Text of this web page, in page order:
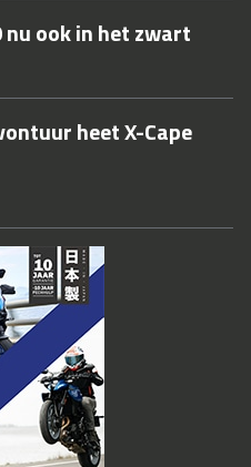
ook in het zwart
heet X-Cape